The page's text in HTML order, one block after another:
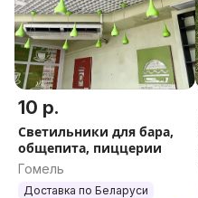
10 р.
Светильники для бара,
общепита, пиццерии
Гомель
Доставка по Беларуси